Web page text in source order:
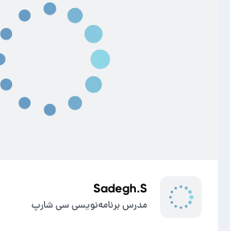
Sadegh.S
مدرس برنامه‌نویسی سی شارپ